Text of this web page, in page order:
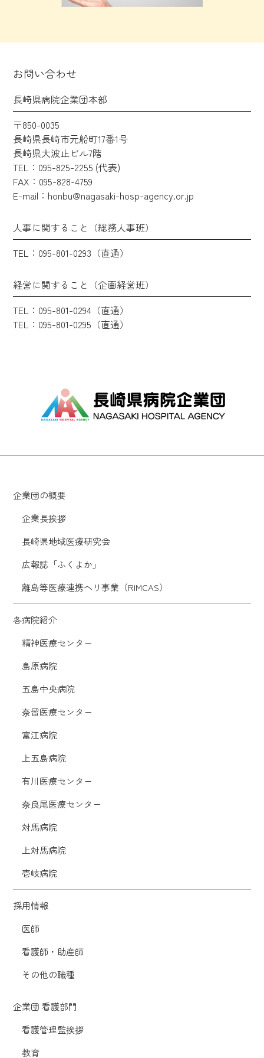
お問い合わせ
長崎県病院企業団本部
〒850-0035
長崎県長崎市元船町17番1号
長崎県大波止ビル7階
TEL：095-825-2255 (代表)
FAX：095-828-4759
E-mail：honbu@nagasaki-hosp-agency.or.jp
人事に関すること（総務人事班）
TEL：095-801-0293（直通）
経営に関すること（企画経営班）
TEL：095-801-0294（直通）
TEL：095-801-0295（直通）
企業団の概要
企業長挨拶
長崎県地域医療研究会
広報誌「ふくよか」
離島等医療連携ヘリ事業（RIMCAS）
各病院紹介
精神医療センター
島原病院
五島中央病院
奈留医療センター
富江病院
上五島病院
有川医療センター
奈良尾医療センター
対馬病院
上対馬病院
壱岐病院
採用情報
医師
看護師・助産師
その他の職種
企業団 看護部門
看護管理監挨拶
教育